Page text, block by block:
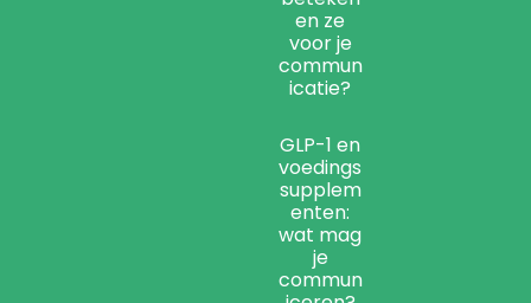
en ze
voor je
commun
icatie?
GLP-1 en
voedings
supplem
enten:
wat mag
je
commun